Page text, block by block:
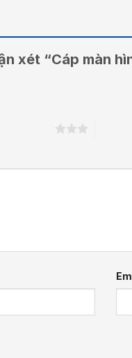
xét “Cáp màn